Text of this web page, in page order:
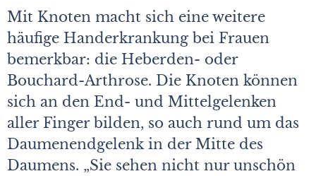
Mit Knoten macht sich eine weitere
häufige Handerkrankung bei Frauen
bemerkbar: die Heberden- oder
Bouchard-Arthrose. Die Knoten können
sich an den End- und Mittelgelenken
aller Finger bilden, so auch rund um das
Daumenendgelenk in der Mitte des
Daumens. „Sie sehen nicht nur unschön